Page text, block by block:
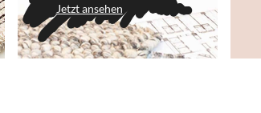
Jetzt ansehen